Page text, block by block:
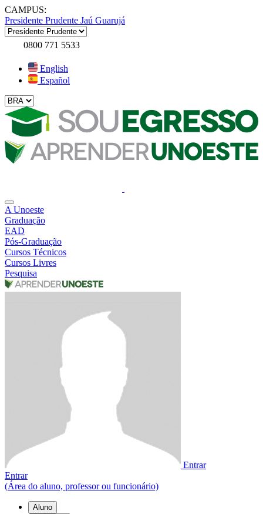
CAMPUS:
Presidente Prudente Jaú Guarujá
0800 771 5533
English
Español
A Unoeste
Graduação
EAD
Pós-Graduação
Cursos Técnicos
Cursos Livres
Pesquisa
Entrar
Entrar
(Área do aluno, professor ou funcionário)
Aluno